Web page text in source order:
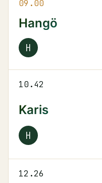
09.00
Hangö
H
10.42
Karis
H
12.26